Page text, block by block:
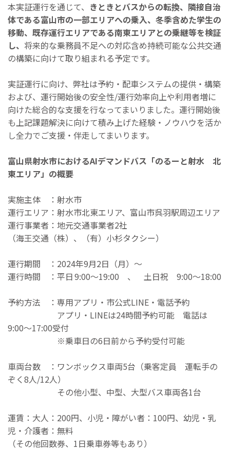
本実証運行を通じて、 きときとバスからの転換、隣接自治
体である富山市の一部エリアへの乗入、冬季含めた学生の
移動、既存運行エリアである南東エリアとの乗継等を検証
し、 将来的な乗務員不足への対応含め持続可能な公共交通
の構築に向けて取り組まれる予定です。
実証運行に向け、弊社は予約・配車システムの提供・構築
および、運行開始後の安全性/運行効率向上や利用者増に
向けた総合的な支援を行なってまいりました。運行開始後
も上記課題解決に向けて積み上げた経験・ノウハウを活か
し全力でご支援・伴走してまいります。
富山県射水市におけるAIデマンドバス「のるーと射水 北
東エリア」の概要
実施主体 ：射水市
運行エリア：射水市北東エリア、富山市呉羽駅周辺エリア
運行事業者：地元交通事業者2社
（海王交通（株）、（有）小杉タクシー）
運行期間 ：2024年9月2日（月）〜
運行時間 ：平日 9:00〜19:00 、 土日祝 9:00〜18:00
予約方法 ：専用アプリ・市公式LINE・電話予約
アプリ・LINEは24時間予約可能 電話は
9:00〜17:00受付
※乗車日の6日前から予約受付可能
車両台数 ：ワンボックス車両5台（乗客定員 運転手の
ぞく8人/12人）
その他小型、中型、大型バス車両各1台
運賃：大人：200円、小児・障がい者：100円、幼児・乳
児・介護者：無料
（その他回数券、1日乗車券等もあり）